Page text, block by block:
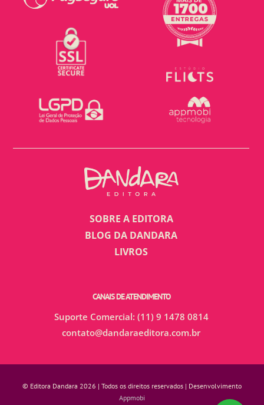
SOBRE A EDITORA
BLOG DA DANDARA
LIVROS
CANAIS DE ATENDIMENTO
Suporte Comercial: (11) 9 1478 0814
contato@dandaraeditora.com.br
© Editora Dandara 2026 | Todos os direitos reservados | Desenvolvimento
Appmobi